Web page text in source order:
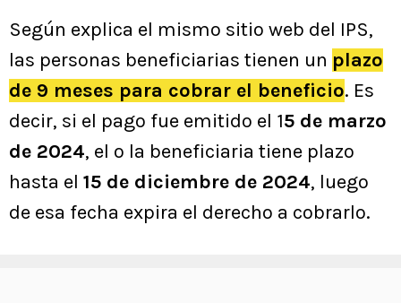
Según explica el mismo sitio web del IPS,
las personas beneficiarias tienen un plazo
de 9 meses para cobrar el beneficio. Es
decir, si el pago fue emitido el 15 de marzo
de 2024, el o la beneficiaria tiene plazo
hasta el 15 de diciembre de 2024, luego
de esa fecha expira el derecho a cobrarlo.